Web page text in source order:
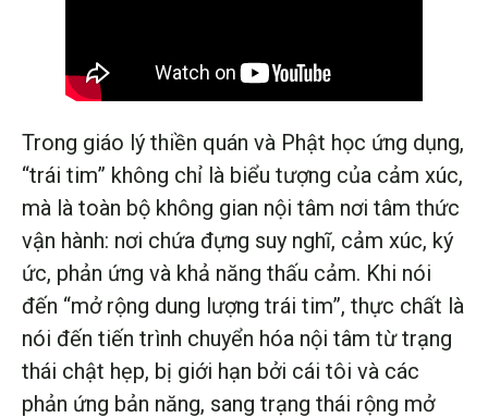
Trong giáo lý thiền quán và Phật học ứng dụng,
“trái tim” không chỉ là biểu tượng của cảm xúc,
mà là toàn bộ không gian nội tâm nơi tâm thức
vận hành: nơi chứa đựng suy nghĩ, cảm xúc, ký
ức, phản ứng và khả năng thấu cảm. Khi nói
đến “mở rộng dung lượng trái tim”, thực chất là
nói đến tiến trình chuyển hóa nội tâm từ trạng
thái chật hẹp, bị giới hạn bởi cái tôi và các
phản ứng bản năng, sang trạng thái rộng mở